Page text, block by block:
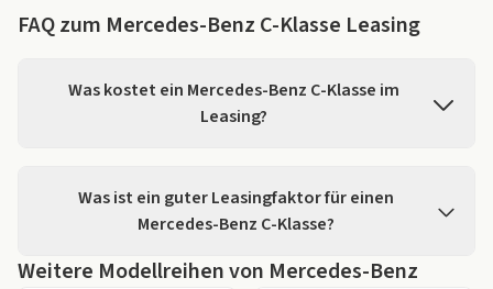
FAQ zum Mercedes-Benz C-Klasse Leasing
Was kostet ein Mercedes-Benz C-Klasse im
Leasing?
C-Klasse 23 Angebote ab einer Leasingrate von 299,00 €
Seite bei 5 Händlern unverbindlich anfragen.
Was ist ein guter Leasingfaktor für einen
Mercedes-Benz C-Klasse?
Für den Mercedes-Benz C-Klassefinden Sie auf
Weitere Modellreihen von Mercedes-Benz